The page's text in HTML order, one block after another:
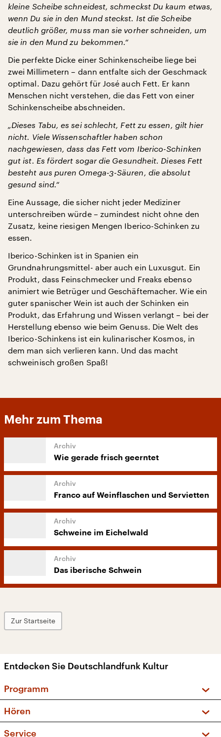
kleine Scheibe schneidest, schmeckst Du kaum etwas,
wenn Du sie in den Mund steckst. Ist die Scheibe
deutlich größer, muss man sie vorher schneiden, um
sie in den Mund zu bekommen.“
Die perfekte Dicke einer Schinkenscheibe liege bei
zwei Millimetern – dann entfalte sich der Geschmack
optimal. Dazu gehört für José auch Fett. Er kann
Menschen nicht verstehen, die das Fett von einer
Schinkenscheibe abschneiden.
„Dieses Tabu, es sei schlecht, Fett zu essen, gilt hier
nicht. Viele Wissenschaftler haben schon
nachgewiesen, dass das Fett vom Iberico-Schinken
gut ist. Es fördert sogar die Gesundheit. Dieses Fett
besteht aus puren Omega-3-Säuren, die absolut
gesund sind.“
Eine Aussage, die sicher nicht jeder Mediziner
unterschreiben würde – zumindest nicht ohne den
Zusatz, keine riesigen Mengen Iberico-Schinken zu
essen.
Iberico-Schinken ist in Spanien ein
Grundnahrungsmittel- aber auch ein Luxusgut. Ein
Produkt, dass Feinschmecker und Freaks ebenso
animiert wie Betrüger und Geschäftemacher. Wie ein
guter spanischer Wein ist auch der Schinken ein
Produkt, das Erfahrung und Wissen verlangt – bei der
Herstellung ebenso wie beim Genuss. Die Welt des
Iberico-Schinkens ist ein kulinarischer Kosmos, in
dem man sich verlieren kann. Und das macht
schweinisch großen Spaß!
Mehr zum Thema
Wie gerade frisch geerntet
Franco auf Weinflaschen und Servietten
Schweine im Eichelwald
Das iberische Schwein
Zur Startseite
Entdecken Sie Deutschlandfunk Kultur
Programm
Sendungen und Podcasts
Hören
Service